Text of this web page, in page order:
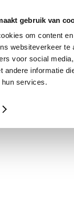
gebruik van
om content
websiteverkeer
voor social
andere informatie
services.